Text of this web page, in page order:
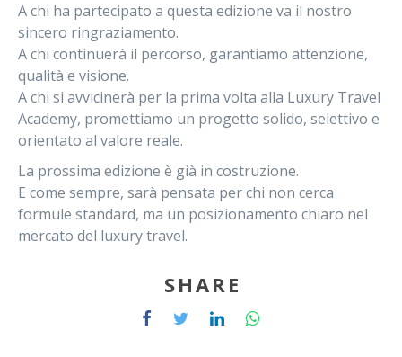
A chi ha partecipato a questa edizione va il nostro
sincero ringraziamento.
A chi continuerà il percorso, garantiamo attenzione,
qualità e visione.
A chi si avvicinerà per la prima volta alla Luxury Travel
Academy, promettiamo un progetto solido, selettivo e
orientato al valore reale.
La prossima edizione è già in costruzione.
E come sempre, sarà pensata per chi non cerca
formule standard, ma un posizionamento chiaro nel
mercato del luxury travel.
SHARE